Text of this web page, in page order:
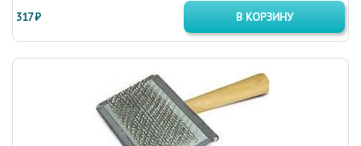
317 ₽
В КОРЗИНУ